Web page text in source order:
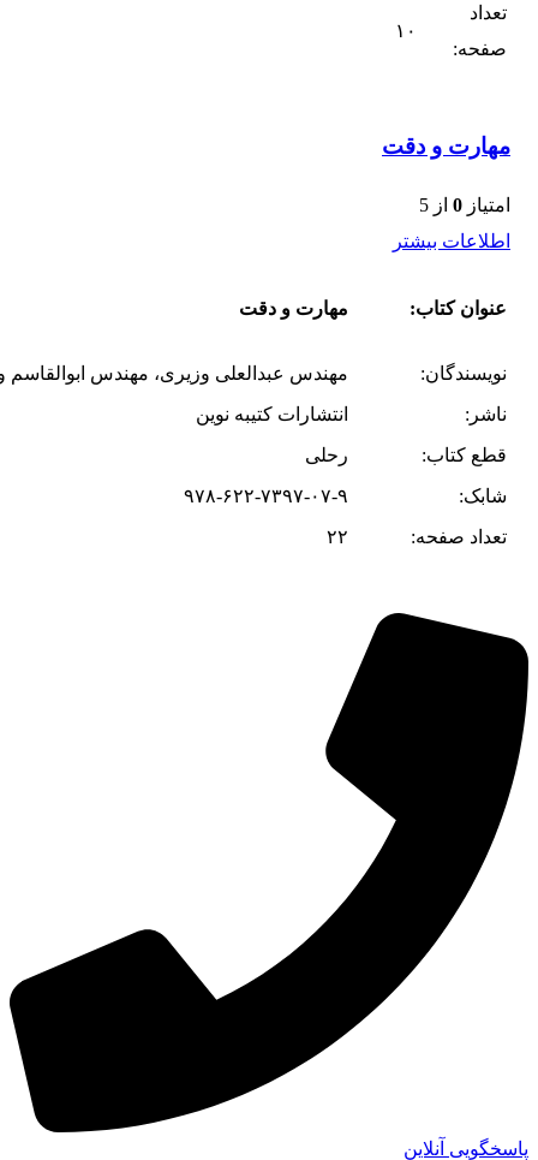
تعداد
صفحه:
۱۰
مهارت و دقت
امتیاز 0 از 5
اطلاعات بیشتر
عنوان کتاب: مهارت و دقت
نویسندگان:
مهندس عبدالعلی وزیری، مهندس ابوالقاسم
ناشر:
انتشارات کتیبه نوین
قطع کتاب:
رحلی
شابک:
۹۷۸-۶۲۲-۷۳۹۷-۰۷-۹
تعداد صفحه:
۲۲
پاسخگویی آنلاین